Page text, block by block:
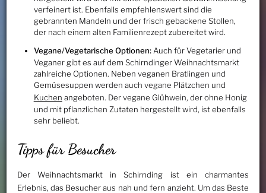
verfeinert ist. Ebenfalls empfehlenswert sind die
gebrannten Mandeln und der frisch gebackene Stollen,
der nach einem alten Familienrezept zubereitet wird.
Vegane/Vegetarische Optionen:Auch für Vegetarier und
Veganer gibt es auf dem Schirndinger Weihnachtsmarkt
zahlreiche Optionen. Neben veganen Bratlingen und
Gemüsesuppen werden auch vegane Plätzchen und
Kuchen angeboten. Der vegane Glühwein, der ohne Honig
und mit pflanzlichen Zutaten hergestellt wird, ist ebenfalls
sehr beliebt.
Tipps für Besucher
Der Weihnachtsmarkt in Schirnding ist ein charmantes
Erlebnis, das Besucher aus nah und fern anzieht. Um das Beste